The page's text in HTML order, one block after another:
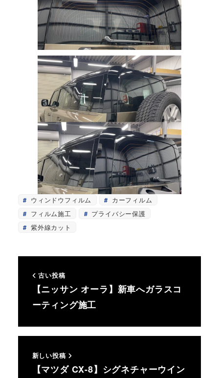
ウィンドウフィルム
カーフィルム
フィルム施工
プライバシー保護
紫外線カット
古い投稿
【ニッサン オーラ】新車へガラスコ
ーティング施工
新しい投稿
【マツダ CX-8】シグネチャーウイン